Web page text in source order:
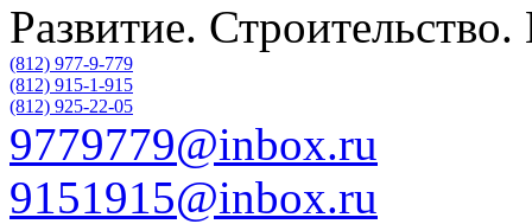
Развитие.
(812) 977-9-779
(812) 915-1-915
(812) 925-22-05
9779779@inbox.ru
9151915@inbox.ru